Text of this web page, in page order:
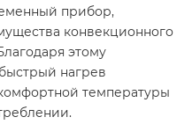
прибор,
конвекционного
этому
нагрев
температуры